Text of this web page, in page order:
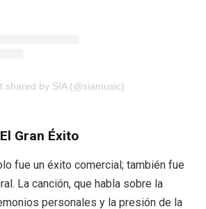
shared by SIA (@siamusic)
Gran Éxito
fue un éxito comercial; también fue
La canción, que habla sobre la
personales y la presión de la